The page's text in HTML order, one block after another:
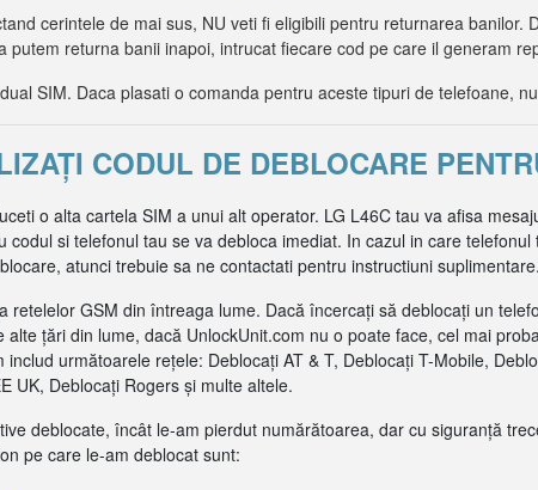
cerintele de mai sus, NU veti fi eligibili pentru returnarea banilor.
returna banii inapoi, intrucat fiecare cod pe care il generam
SIM. Daca plasati o comanda pentru aceste tipuri de telefoane,
CODUL DE DEBLOCARE
o alta cartela SIM a unui alt operator. LG L46C tau va afisa
si telefonul tau se va debloca imediat. In cazul in care
atunci trebuie sa ne contactati pentru instructiuni suplimentare.
retelelor GSM din întreaga lume. Dacă încercați să deblocați un
țări din lume, dacă UnlockUnit.com nu o poate face, cel mai
următoarele rețele: Deblocați AT & T, Deblocați T-Mobile,
UK, Deblocați Rogers și multe altele.
deblocate, încât le-am pierdut numărătoarea, dar cu siguranță
pe care le-am deblocat sunt: